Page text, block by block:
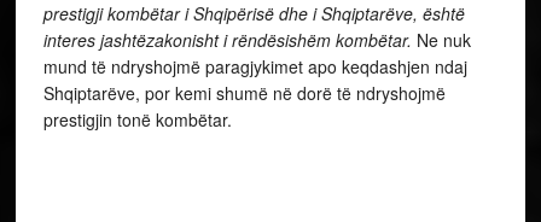
prestigji kombëtar i Shqipërisë dhe i Shqiptarëve, është
interes jashtëzakonisht i rëndësishëm kombëtar. Ne nuk
mund të ndryshojmë paragjykimet apo keqdashjen ndaj
Shqiptarëve, por kemi shumë në dorë të ndryshojmë
prestigjin tonë kombëtar.